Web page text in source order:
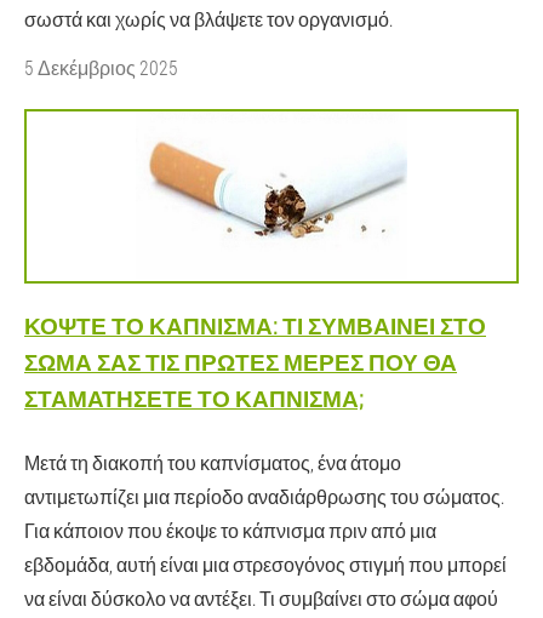
σωστά και χωρίς να βλάψετε τον οργανισμό.
5 Δεκέμβριος 2025
ΚΌΨΤΕ ΤΟ ΚΆΠΝΙΣΜΑ: ΤΙ ΣΥΜΒΑΊΝΕΙ ΣΤΟ
ΣΏΜΑ ΣΑΣ ΤΙΣ ΠΡΏΤΕΣ ΜΈΡΕΣ ΠΟΥ ΘΑ
ΣΤΑΜΑΤΉΣΕΤΕ ΤΟ ΚΆΠΝΙΣΜΑ;
Μετά τη διακοπή του καπνίσματος, ένα άτομο
αντιμετωπίζει μια περίοδο αναδιάρθρωσης του σώματος.
Για κάποιον που έκοψε το κάπνισμα πριν από μια
εβδομάδα, αυτή είναι μια στρεσογόνος στιγμή που μπορεί
να είναι δύσκολο να αντέξει. Τι συμβαίνει στο σώμα αφού